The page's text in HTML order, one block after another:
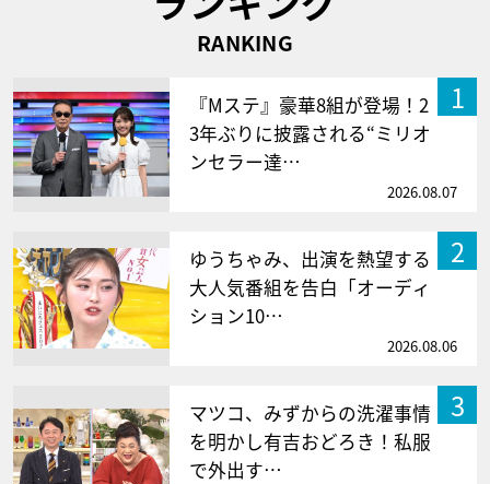
RANKING
1
『Mステ』豪華8組が登場！2
3年ぶりに披露される“ミリオ
ンセラー達…
2026.08.07
2
ゆうちゃみ、出演を熱望する
大人気番組を告白「オーディ
ション10…
2026.08.06
3
マツコ、みずからの洗濯事情
を明かし有吉おどろき！私服
で外出す…